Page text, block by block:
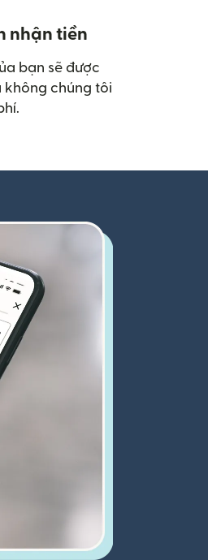
nhận tiền
bạn sẽ được
không chúng tôi